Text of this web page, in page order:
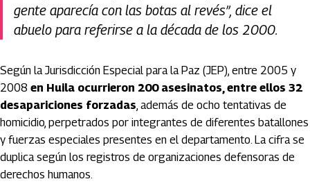
gente aparecía con las botas al revés”, dice el
abuelo para referirse a la década de los 2000.
Según la Jurisdicción Especial para la Paz (JEP), entre 2005 y
2008 en Huila ocurrieron 200 asesinatos, entre ellos 32
desapariciones forzadas , además de ocho tentativas de
homicidio, perpetrados por integrantes de diferentes batallones
y fuerzas especiales presentes en el departamento. La cifra se
duplica según los registros de organizaciones defensoras de
derechos humanos.